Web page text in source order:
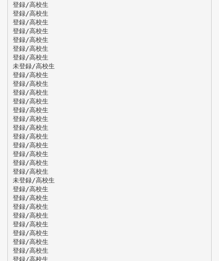
登録/高校生
登録/高校生
登録/高校生
登録/高校生
登録/高校生
登録/高校生
登録/高校生
未登録/高校生
登録/高校生
登録/高校生
登録/高校生
登録/高校生
登録/高校生
登録/高校生
登録/高校生
登録/高校生
登録/高校生
登録/高校生
登録/高校生
登録/高校生
未登録/高校生
登録/高校生
登録/高校生
登録/高校生
登録/高校生
登録/高校生
登録/高校生
登録/高校生
登録/高校生
登録/高校生